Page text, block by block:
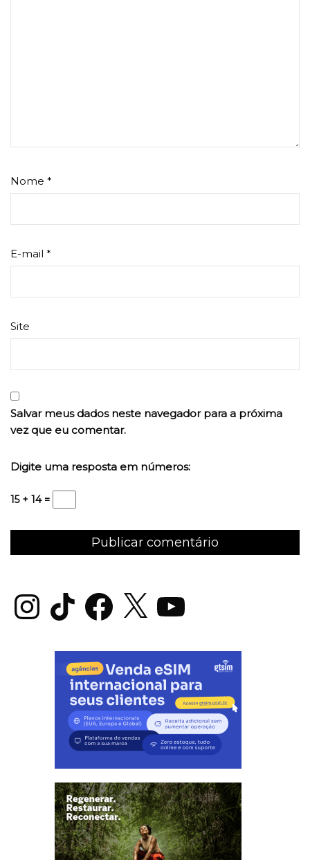
Nome *
E-mail *
Site
Salvar meus dados neste navegador para a próxima
vez que eu comentar.
Digite uma resposta em números:
15 + 14 =
InstagramTikTok Facebook
X YouTube